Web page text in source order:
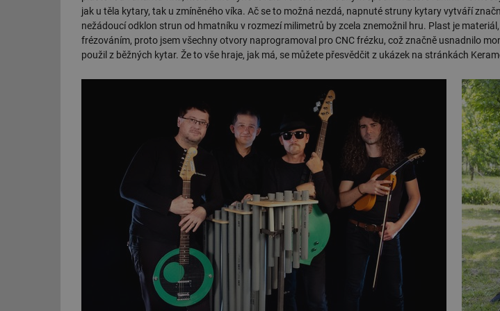
jak u těla kytary, tak u zmíněného víka. Ač se to možná nezdá, napnuté struny kytary vytváří
nežádoucí odklon strun od hmatníku v rozmezí milimetrů by zcela znemožnil hru. Plast je
frézováním, proto jsem všechny otvory naprogramoval pro CNC frézku, což značně usnadnilo
použil z běžných kytar. Že to vše hraje, jak má, se můžete přesvědčit z ukázek na stránkách
g_csrf_token
.forum.tzb-
info.cz
Zavřením
prohlížeče
Slouží
id
konference.tzb-
info.cz
1 rok Tento
Hotjar Ltd
59 sekund
žádné
id
vetrani.tzb-
info.cz
Tento
_hjIncludedInSessionSample
Hotjar Ltd
elektro.tzb-
info.cz
59 sekund
Tento
o tom,
Airtable
.tzb-info.cz
2 měsíce 4
Tento
vytapeni.tzb-
info.cz
Tento
stavba.tzb-
info.cz
Tento
_hjFirstSeen
59 sekund